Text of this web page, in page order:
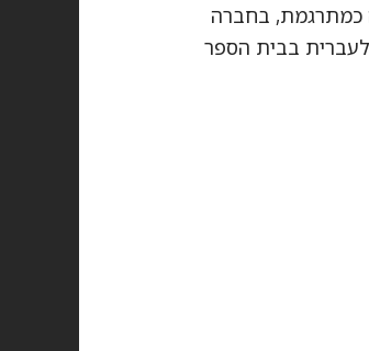
כמתרגמת, בחברה
לעברית בבית הספר